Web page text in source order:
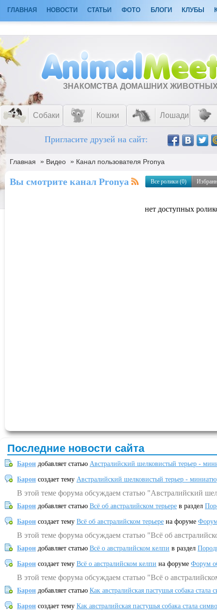
ГЛАВНАЯ НОВОСТИ СТАТЬИ ФОТО БЛОГИ КЛУБЫ
ЗНАКОМСТВА ДОМАШНИХ
Собаки Кошки Лошади
Пригласите друзей на сайт:
Главная » Видео » Канал пользователя Pronya
Вы смотрите канал Pronya Все ролики (0)
нет доступных
Последние новости сайта
Барон добавляет статью Австралийский шелковистый терьер -
Барон создает тему Австралийский шелковистый терьер -
В этой теме форума обсуждаем статью "Австралийский
Барон добавляет статью Всё об австралийском терьере в раздел
Барон создает тему Всё об австралийском терьере на форуме
В этой теме форума обсуждаем статью "Всё об
Барон добавляет статью Всё о австралийском келпи в раздел
Барон создает тему Всё о австралийском келпи на форуме Форум
В этой теме форума обсуждаем статью "Всё о
Барон добавляет статью Как австралийская пастушья собака
Барон создает тему Как австралийская пастушья собака стала